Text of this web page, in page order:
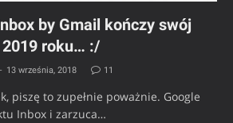
by Gmail kończy swój
roku… :/
13 września, 2018 11
piszę to zupełnie poważnie. Google
Inbox i zarzuca…